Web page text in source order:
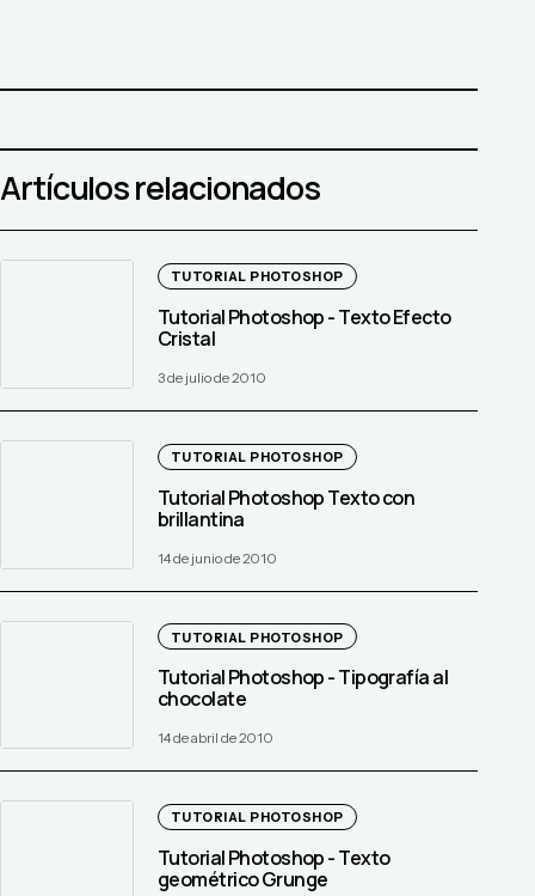
Artículos relacionados
TUTORIAL PHOTOSHOP
Tutorial Photoshop - Texto Efecto
Cristal
3 de julio de 2010
TUTORIAL PHOTOSHOP
Tutorial Photoshop Texto con
brillantina
14 de junio de 2010
TUTORIAL PHOTOSHOP
Tutorial Photoshop - Tipografía al
chocolate
14 de abril de 2010
TUTORIAL PHOTOSHOP
Tutorial Photoshop - Texto
geométrico Grunge